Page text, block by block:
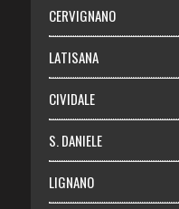
Login
CERVIGNANO
LATISANA
CIVIDALE
S. DANIELE
LIGNANO